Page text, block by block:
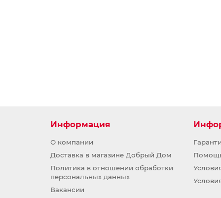
нто горчица
Торонто светло-бежевый / Торо
Торонто серый
Торонто серый / Торонто зелен
Информация
О компании
Доставка в магазине Добрый Дом
Политика в отношении обработки
персональных данных
Вакансии